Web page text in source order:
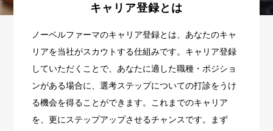
キャリア登録とは
ノーベルファーマのキャリア登録とは、あなたのキャ
リアを当社がスカウトする仕組みです。キャリア登録
していただくことで、あなたに適した職種・ポジショ
ンがある場合に、選考ステップについての打診をうけ
る機会を得ることができます。これまでのキャリア
を、更にステップアップさせるチャンスです。まず